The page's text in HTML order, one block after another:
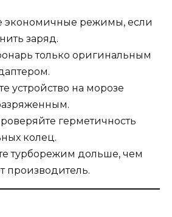
экономичные режимы, если
заряд.
только оригинальным
устройство на морозе
герметичность
колец.
турборежим дольше, чем
производитель.